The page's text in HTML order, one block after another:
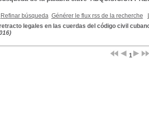
Refinar búsqueda Générer le flux rss de la recherche
legales en las cuerdas del código civil
1